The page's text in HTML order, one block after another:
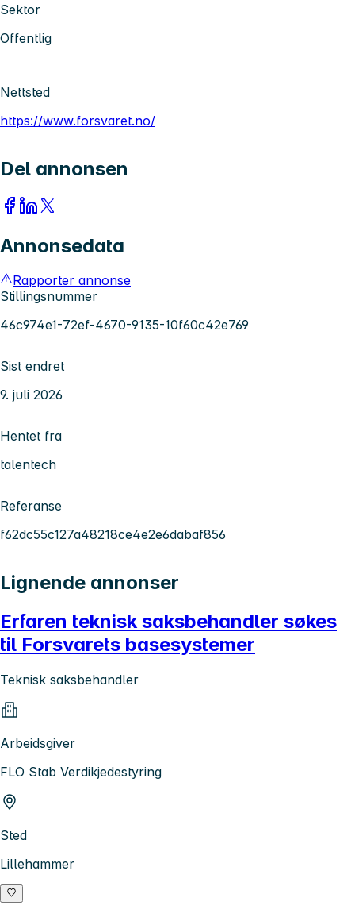
Sektor
Offentlig
Nettsted
https://www.forsvaret.no/
Del annonsen
Annonsedata
Rapporter annonse
Stillingsnummer
46c974e1-72ef-4670-9135-10f60c42e769
Sist endret
9. juli 2026
Hentet fra
talentech
Referanse
f62dc55c127a48218ce4e2e6dabaf856
Lignende annonser
Erfaren teknisk saksbehandler søkes
til Forsvarets basesystemer
Teknisk saksbehandler
Arbeidsgiver
FLO Stab Verdikjedestyring
Sted
Lillehammer